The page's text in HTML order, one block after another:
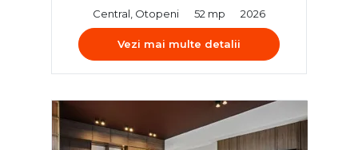
Central, Otopeni
52 mp 2026
Vezi mai multe detalii